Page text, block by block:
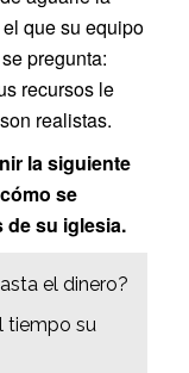
que su equipo
pregunta:
recursos le
realistas.
la siguiente
se
su iglesia.
el dinero?
tiempo su